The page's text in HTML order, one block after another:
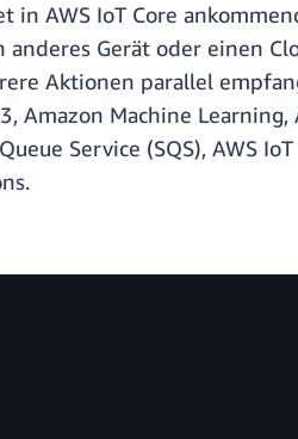
in AWS IoT Core
Gerät oder einen
Aktionen parallel
Amazon Machine Learning,
Service (SQS), AWS